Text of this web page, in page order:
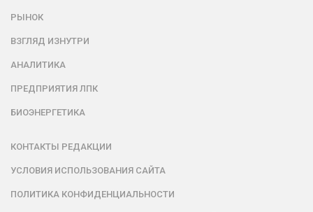
РЫНОК
ВЗГЛЯД ИЗНУТРИ
АНАЛИТИКА
ПРЕДПРИЯТИЯ ЛПК
БИОЭНЕРГЕТИКА
КОНТАКТЫ РЕДАКЦИИ
УСЛОВИЯ ИСПОЛЬЗОВАНИЯ САЙТА
ПОЛИТИКА КОНФИДЕНЦИАЛЬНОСТИ